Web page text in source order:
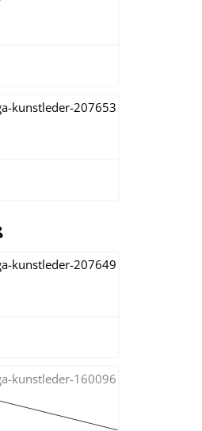
auswählen
Option ist zurzeit nicht verfügbar.)